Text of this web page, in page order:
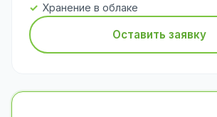
Хранение в облаке
Оставить заявку